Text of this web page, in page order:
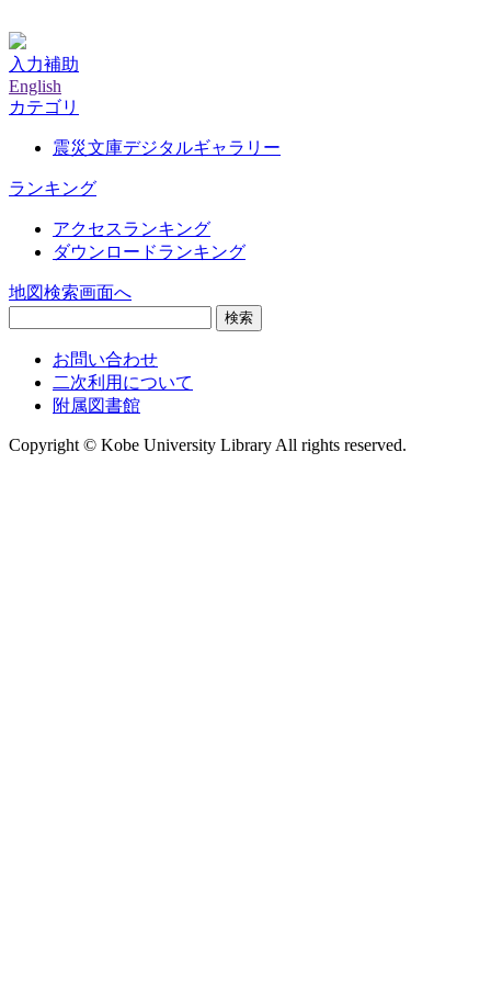
入力補助
English
カテゴリ
震災文庫デジタルギャラリー
ランキング
アクセスランキング
ダウンロードランキング
地図検索画面へ
検索
お問い合わせ
二次利用について
附属図書館
Copyright © Kobe University Library All rights reserved.